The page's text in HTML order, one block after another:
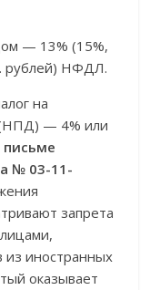
— 13% (15%,
рублей) НФДЛ.
на
(НПД) — 4% или
письме
№ 03-11-
запрета
из иностранных
оказывает